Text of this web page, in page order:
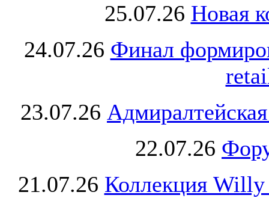
25.07.26 Новая
24.07.26 Финал
23.07.26
22.07.26
21.07.26 Коллекция Willy